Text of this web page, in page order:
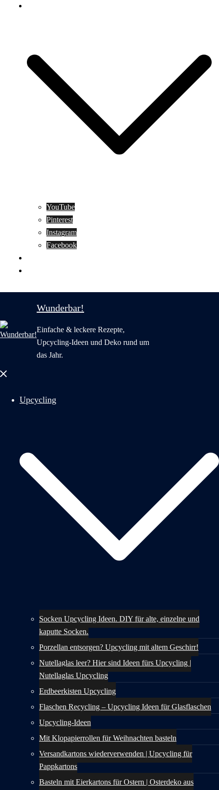
YouTube
Pinterest
Instagram
Facebook
Wunderbar!
Einfache & leckere Rezepte,
Upcycling-Ideen und Deko rund um
das Jahr.
Menü
Upcycling
Socken Upcycling Ideen. DIY für alte, einzelne und
kaputte Socken.
Porzellan entsorgen? Upcycling mit altem Geschirr!
Nutellaglas leer? Hier sind Ideen fürs Upcycling |
Nutellaglas Upcycling
Erdbeerkisten Upcycling
Flaschen Recycling – Upcycling Ideen für Glasflaschen
Upcycling-Ideen
Mit Klopapierrollen für Weihnachten basteln
Versandkartons wiederverwenden | Upcycling für
Pappkartons
Basteln mit Eierkartons für Ostern | Osterdeko aus